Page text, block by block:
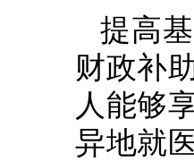
提高
财政补
人能够
异地就